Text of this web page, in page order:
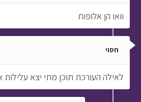
וואו הן אלופות
חסוי
לאילה העורכת תוכן מתי יצא עלילות